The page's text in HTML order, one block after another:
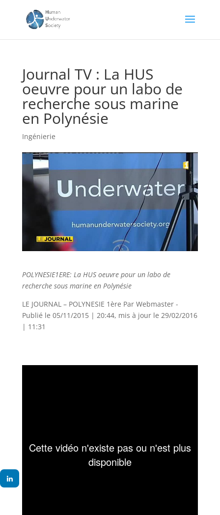
Journal TV : La HUS
oeuvre pour un labo de
recherche sous marine
en Polynésie
Ingénierie
POLYNESIE1ERE: La HUS oeuvre pour un labo de
recherche sous marine en Polynésie
LE JOURNAL – POLYNESIE 1ère Par Webmaster -
Publié le 05/11/2015 | 20:44, mis à jour le 29/02/2016
| 11:31